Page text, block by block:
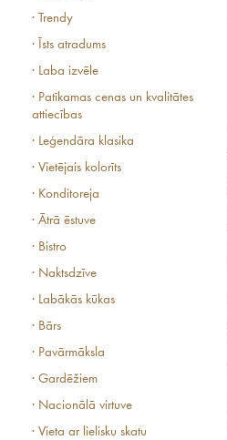
· Trendy
· Īsts atradums
· Laba izvēle
· Patīkamas cenas un kvalitātes
attiecības
· Leģendāra klasika
· Vietējais kolorīts
· Konditoreja
· Ātrā ēstuve
· Bistro
· Naktsdzīve
· Labākās kūkas
· Bārs
· Pavārmāksla
· Gardēžiem
· Nacionālā virtuve
· Vieta ar lielisku skatu